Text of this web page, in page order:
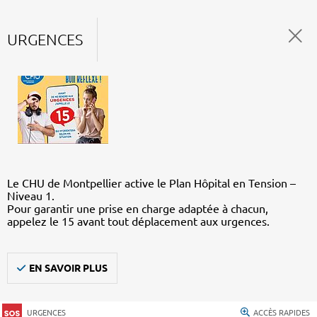
URGENCES
Le CHU de Montpellier active le Plan Hôpital en Tension –
Niveau 1.
Pour garantir une prise en charge adaptée à chacun,
appelez le 15 avant tout déplacement aux urgences.
EN SAVOIR PLUS
URGENCES ACCÈS RAPIDES